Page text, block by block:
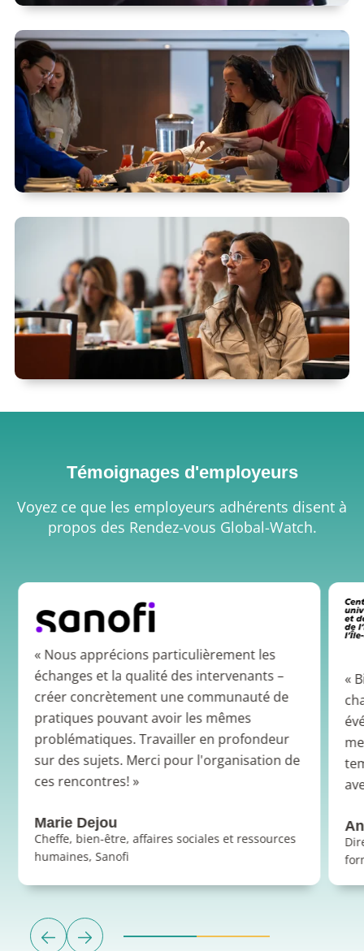
Témoignages d'employeurs
Voyez ce que les employeurs adhérents disent à
propos des Rendez-vous Global-Watch.
« Nous apprécions particulièrement les
échanges et la qualité des intervenants –
créer concrètement une communauté de
pratiques pouvant avoir les mêmes
problématiques. Travailler en profondeur
sur des sujets. Merci pour l'organisation de
ces rencontres! »
Marie Dejou
Cheffe, bien-être, affaires sociales et ressources
humaines, Sanofi
«